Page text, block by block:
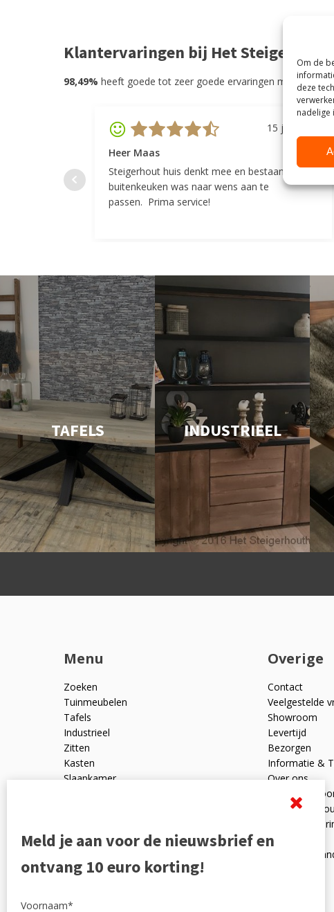
Om de
deze
nadelige
Klantervaringen bij Het
98,49% heeft goede tot zeer goede ervaringen met Het
15 juli 2025
Heer Maas
Steigerhout huis denkt mee en bestaande
buitenkeuken was naar wens aan te
passen. Prima service!
TAFELS INDUSTRIEEL
Menu
Zoeken
Tuinmeubelen
Tafels
Industrieel
Zitten
Kasten
Slaapkamer
Outlet
Overige
Contact
Veelgestelde
Showroom
Levertijd
Bezorgen
Informatie &
Over ons
Algemene
Ruilen en
Reviewpolicy
Meld je aan voor de nieuwsbrief en
ontvang 10 euro korting!
Voornaam*